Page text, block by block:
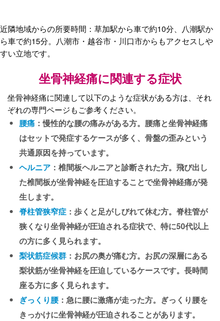
近隣地域からの所要時間：草加駅から車で約10分、八潮駅か
ら車で約15分。八潮市・越谷市・川口市からもアクセスしや
すい立地です。
坐骨神経痛に関連する症状
坐骨神経痛に関連して以下のような症状がある方は、それ
ぞれの専門ページもご参考ください。
腰痛 ：慢性的な腰の痛みがある方。腰痛と坐骨神経痛
はセットで発症するケースが多く、骨盤の歪みという
共通原因を持っています。
ヘルニア ：椎間板ヘルニアと診断された方。飛び出し
た椎間板が坐骨神経を圧迫することで坐骨神経痛が発
生します。
脊柱管狭窄症 ：歩くと足がしびれて休む方。脊柱管が
狭くなり坐骨神経が圧迫される症状で、特に50代以上
の方に多く見られます。
梨状筋症候群 ：お尻の奥が痛む方。お尻の深層にある
梨状筋が坐骨神経を圧迫しているケースです。長時間
座る方に多く見られます。
ぎっくり腰：急に腰に激痛が走った方。ぎっくり腰を
きっかけに坐骨神経が圧迫されることがあります。